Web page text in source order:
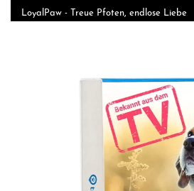
LoyalPaw - Treue Pfoten, endlose Liebe